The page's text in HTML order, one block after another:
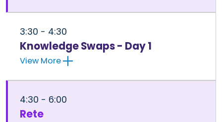
3:30 - 4:30
Knowledge Swaps - Day 1
View More
4:30 - 6:00
Rete